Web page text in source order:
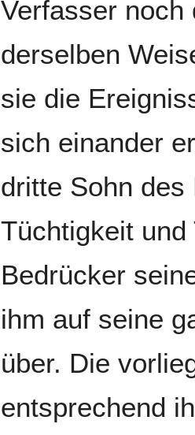
Verfasser noch
derselben
sie die
sich einander
dritte Sohn
Tüchtigkeit und
Bedrücker
ihm auf seine
über. Die
entsprechend